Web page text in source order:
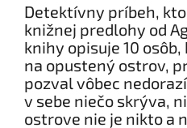
Detektívny príbeh,
knižnej predlohy od
knihy opisuje 10
na opustený ostrov,
pozval vôbec
v sebe niečo skrýva,
ostrove nie je nikto a